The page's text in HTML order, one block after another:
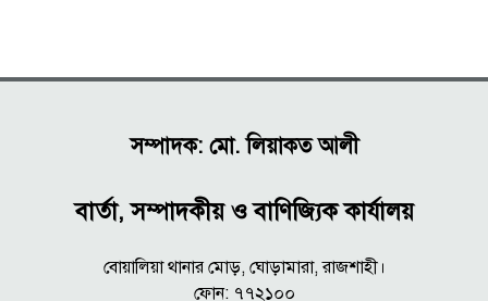
সম্পাদক: মো. লিয়াকত আলী
বার্তা, সম্পাদকীয় ও বাণিজ্যিক কার্যালয়
বোয়ালিয়া থানার মোড়, ঘোড়ামারা, রাজশাহী।
ফোন: ৭৭২১০০